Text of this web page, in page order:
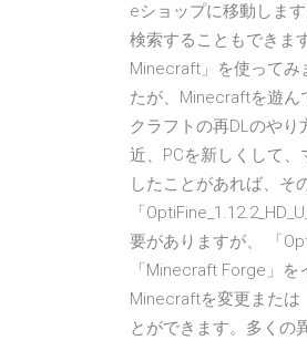
eショップに移動しま
検索することもできま
Minecraft」を使ってみ
たが、Minecraftを遊ん
クラフトの再DLのや
近、PCを新しくして、
したことがあれば、そ
「
要がありますが、 「
「Minecraft Forge」
Minecraftを変更または
とができます。多くの